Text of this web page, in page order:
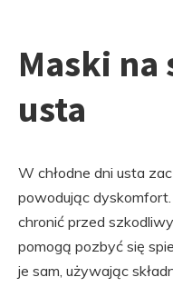
Maski
usta
W chłodne dni usta
powodując
chronić przed
pomogą pozbyć się
je sam, używając